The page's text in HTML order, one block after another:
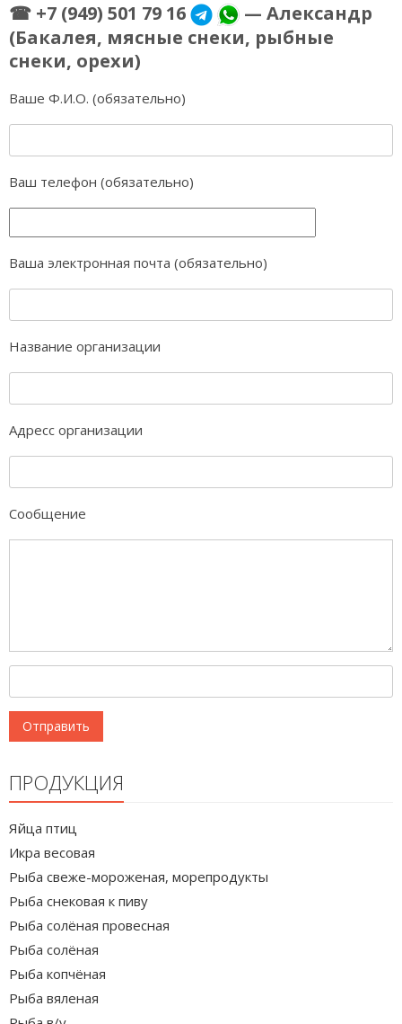
☎ +7 (949) 501 79 16
— Александр
(Бакалея, мясные снеки, рыбные
снеки, орехи)
Ваше Ф.И.О. (обязательно)
Ваш телефон (обязательно)
Ваша электронная почта (обязательно)
Название организации
Адресс организации
Сообщение
ПРОДУКЦИЯ
Яйца птиц
Икра весовая
Рыба свеже-мороженая, морепродукты
Рыба снековая к пиву
Рыба солёная провесная
Рыба солёная
Рыба копчёная
Рыба вяленая